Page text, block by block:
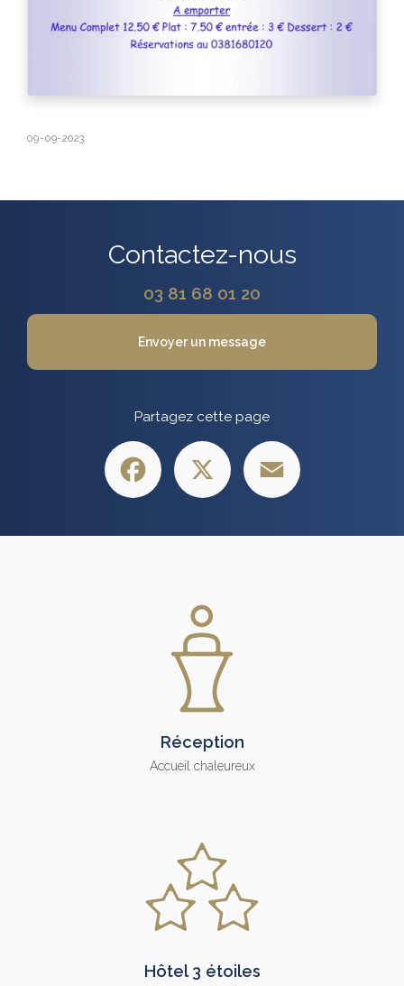
09-09-2023
Contactez-nous
03 81 68 01 20
Envoyer un message
Partagez cette page
Facebook
Réception
Accueil chaleureux
Hôtel 3 étoiles